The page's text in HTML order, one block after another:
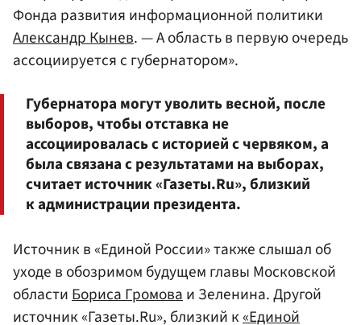
Фонда развития информационной политики
Александр Кынев. — А область в первую очередь
ассоциируется с губернатором».
Губернатора могут уволить весной, после
выборов, чтобы отставка не
ассоциировалась с историей с червяком, а
была связана с результатами на выборах,
считает источник «Газеты.Ru», близкий
к администрации президента.
Источник в «Единой России» также слышал об
уходе в обозримом будущем главы Московской
областиБориса Громоваи Зеленина. Другой
источник «Газеты.Ru», близкий к«Единой